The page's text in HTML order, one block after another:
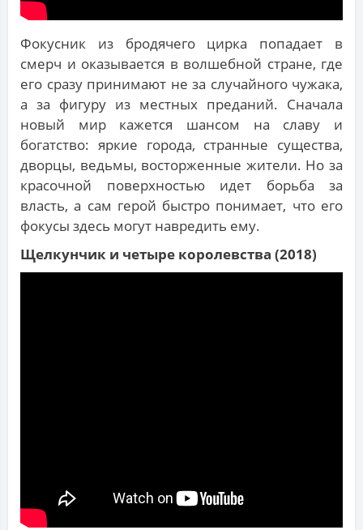
Фокусник из бродячего цирка попадает в
смерч и оказывается в волшебной стране, где
его сразу принимают не за случайного чужака,
а за фигуру из местных преданий. Сначала
новый мир кажется шансом на славу и
богатство: яркие города, странные существа,
дворцы, ведьмы, восторженные жители. Но за
красочной поверхностью идет борьба за
власть, а сам герой быстро понимает, что его
фокусы здесь могут навредить ему.
Щелкунчик и четыре королевства (2018)